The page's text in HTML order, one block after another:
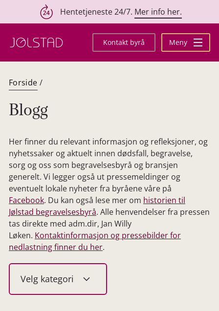
innhold
Hentetjeneste 24/7. Mer info her.
Kontakt byrå Meny
Forside /
Blogg
Her finner du relevant informasjon og refleksjoner, og
nyhetssaker og aktuelt innen dødsfall, begravelse,
sorg og oss som begravelsesbyrå og bransjen
generelt. Vi legger også ut pressemeldinger og
eventuelt lokale nyheter fra byråene våre på
Facebook. Du kan også lese mer om historien til
Jølstad begravelsesbyrå. Alle henvendelser fra pressen
tas direkte med adm.dir, Jan Willy
Løken. Kontaktinformasjon og pressebilder for
nedlastning finner du her.
Velg kategori